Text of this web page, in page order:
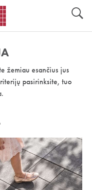
žemiau esančius jus
pasirinksite, tuo